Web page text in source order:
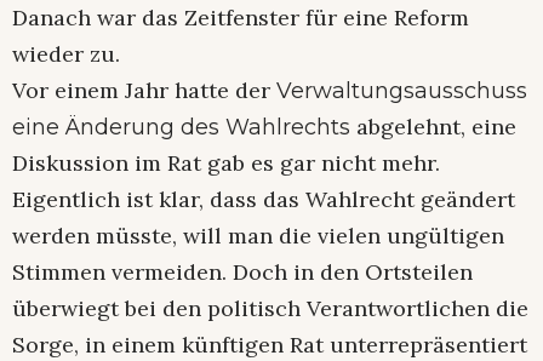
Danach war das Zeitfenster für eine Reform
wieder zu.
Vor einem Jahr hatte der Verwaltungsausschuss
eine Änderung des Wahlrechts abgelehnt, eine
Diskussion im Rat gab es gar nicht mehr.
Eigentlich ist klar, dass das Wahlrecht geändert
werden müsste, will man die vielen ungültigen
Stimmen vermeiden. Doch in den Ortsteilen
überwiegt bei den politisch Verantwortlichen die
Sorge, in einem künftigen Rat unterrepräsentiert